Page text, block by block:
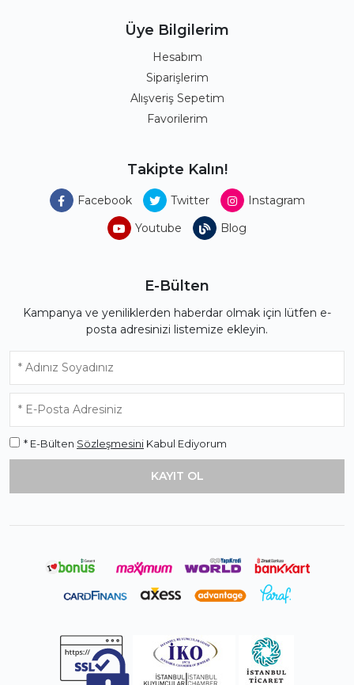
Üye Bilgilerim
Hesabım
Siparişlerim
Alışveriş Sepetim
Favorilerim
Takipte Kalın!
Facebook Twitter
Instagram
Youtube
Blog
E-Bülten
Kampanya ve yeniliklerden haberdar olmak için lütfen e-
posta adresinizi listemize ekleyin.
* E-Bülten Sözleşmesini Kabul Ediyorum